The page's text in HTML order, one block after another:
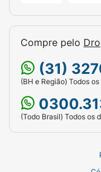
Lave
água até
máquina, nem
solventes para
Ao secar,
vertical, sem
Este produto
passado a
tratamento a
Compre pelo
(31)
(BH e Região) Todos
(Todo Brasil) Todos os